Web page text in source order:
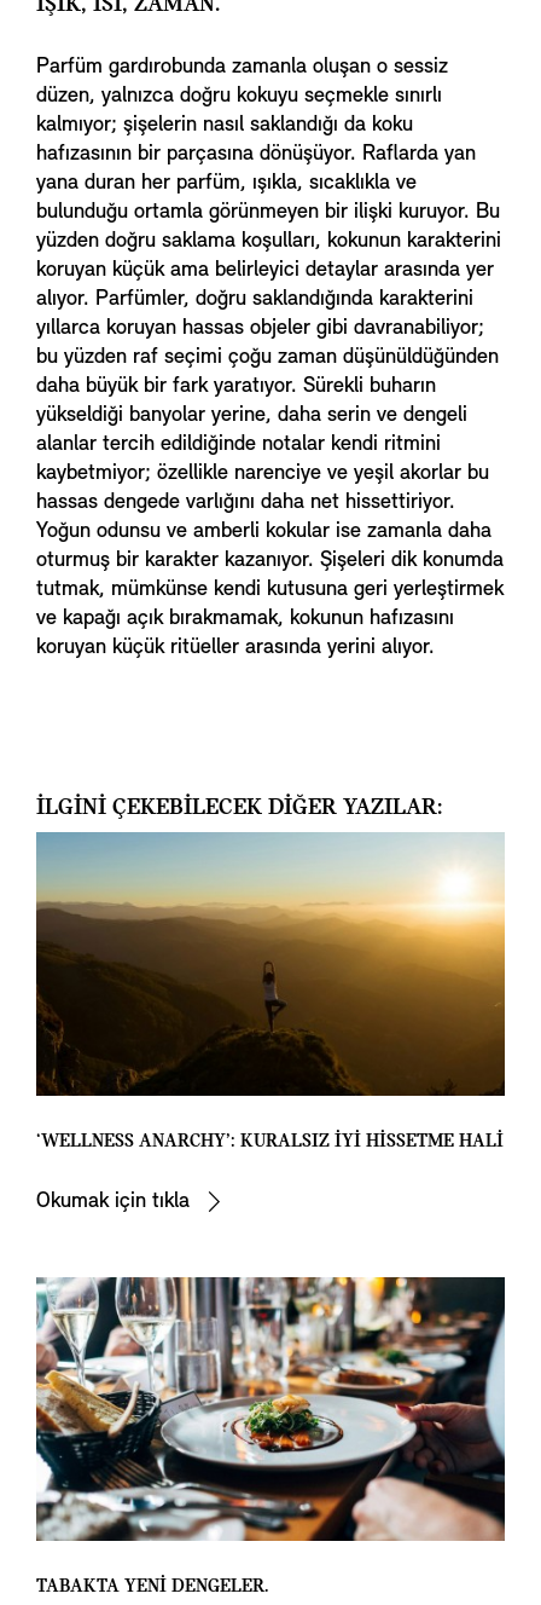
Parfüm gardırobunda zamanla oluşan o sessiz
düzen, yalnızca doğru kokuyu seçmekle sınırlı
kalmıyor; şişelerin nasıl saklandığı da koku
hafızasının bir parçasına dönüşüyor. Raflarda yan
yana duran her parfüm, ışıkla, sıcaklıkla ve
bulunduğu ortamla görünmeyen bir ilişki kuruyor. Bu
yüzden doğru saklama koşulları, kokunun karakterini
koruyan küçük ama belirleyici detaylar arasında yer
alıyor. Parfümler, doğru saklandığında karakterini
yıllarca koruyan hassas objeler gibi davranabiliyor;
bu yüzden raf seçimi çoğu zaman düşünüldüğünden
daha büyük bir fark yaratıyor. Sürekli buharın
yükseldiği banyolar yerine, daha serin ve dengeli
alanlar tercih edildiğinde notalar kendi ritmini
kaybetmiyor; özellikle narenciye ve yeşil akorlar bu
hassas dengede varlığını daha net hissettiriyor.
Yoğun odunsu ve amberli kokular ise zamanla daha
oturmuş bir karakter kazanıyor. Şişeleri dik konumda
tutmak, mümkünse kendi kutusuna geri yerleştirmek
ve kapağı açık bırakmamak, kokunun hafızasını
koruyan küçük ritüeller arasında yerini alıyor.
İLGİNİ ÇEKEBİLECEK DİĞER YAZILAR:
‘WELLNESS ANARCHY’: KURALSIZ İYİ HİSSETME HALİ
Okumak için tıkla
TABAKTA YENİ DENGELER.